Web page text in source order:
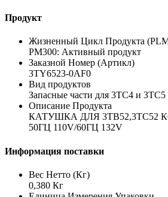
Продукт
Жизненный Цикл Продукта
PM300: Активный продукт
Заказной Номер (Артикл)
3TY6523-0AF0
Вид продуктов
Запасные части для 3TC4 и 3TC5
Описание Продукта
КАТУШКА ДЛЯ 3TB52,3TC52
50ГЦ 110V/60ГЦ 132V
Информация поставки
Вес Нетто (Кг)
0,380 Кг